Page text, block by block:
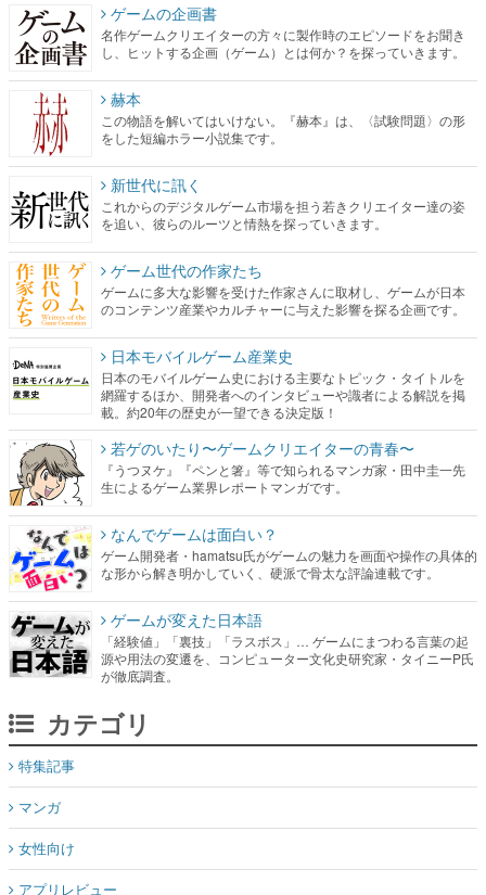
ゲームの企画書
名作ゲームクリエイターの方々に製作時のエピソードをお聞き
し、ヒットする企画（ゲーム）とは何か？を探っていきます。
赫本
この物語を解いてはいけない。『赫本』は、〈試験問題〉の形
をした短編ホラー小説集です。
新世代に訊く
これからのデジタルゲーム市場を担う若きクリエイター達の姿
を追い、彼らのルーツと情熱を探っていきます。
ゲーム世代の作家たち
ゲームに多大な影響を受けた作家さんに取材し、ゲームが日本
のコンテンツ産業やカルチャーに与えた影響を探る企画です。
日本モバイルゲーム産業史
日本のモバイルゲーム史における主要なトピック・タイトルを
網羅するほか、開発者へのインタビューや識者による解説を掲
載。約20年の歴史が一望できる決定版！
若ゲのいたり〜ゲームクリエイターの青春〜
『うつヌケ』『ペンと箸』等で知られるマンガ家・田中圭一先
生によるゲーム業界レポートマンガです。
なんでゲームは面白い？
ゲーム開発者・hamatsu氏がゲームの魅力を画面や操作の具体的
な形から解き明かしていく、硬派で骨太な評論連載です。
ゲームが変えた日本語
「経験値」「裏技」「ラスボス」… ゲームにまつわる言葉の起
源や用法の変遷を、コンピューター文化史研究家・タイニーP氏
が徹底調査。
カテゴリ
特集記事
マンガ
女性向け
アプリレビュー